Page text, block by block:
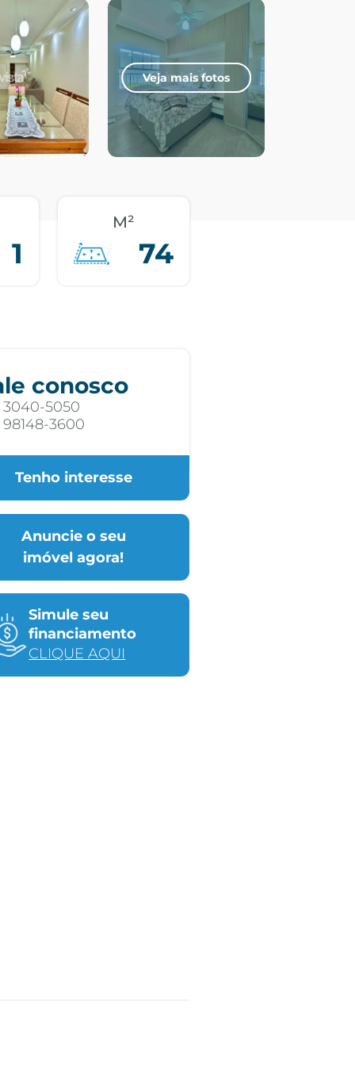
Veja mais fotos
1
M²
74
conosco
3040-5050
98148-3600
Tenho interesse
Anuncie o seu
imóvel agora!
Simule seu
financiamento
CLIQUE AQUI